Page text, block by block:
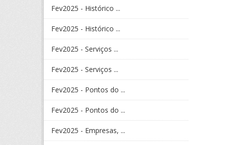
Fev2025 - Histórico ...
Fev2025 - Histórico ...
Fev2025 - Serviços ...
Fev2025 - Serviços ...
Fev2025 - Pontos do ...
Fev2025 - Pontos do ...
Fev2025 - Empresas, ...